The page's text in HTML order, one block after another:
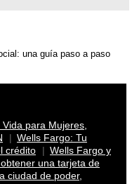
una guía paso a paso
para Mujeres,
Wells Fargo: Tu
crédito
Wells Fargo y
una tarjeta de
ciudad de poder,